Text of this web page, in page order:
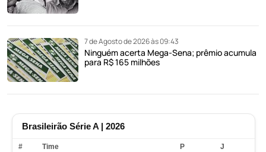
7 de Agosto de 2026 às 09:43
Ninguém acerta Mega-Sena; prêmio acumula
para R$ 165 milhões